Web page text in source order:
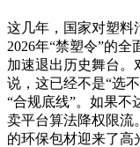
这几年，国家对塑料
2026年“禁塑令”的
加速退出历史舞台。
说，这已经不是“选
“合规底线”。如果不
卖平台算法降权限流
的环保包材迎来了高